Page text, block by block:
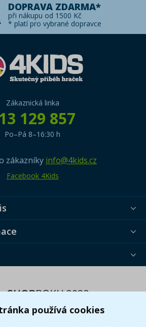
používá cookies
DOPRAVA ZDARMA*
při nákupu od 1500 Kč
* platí pro vybrané dopravce
Zákaznická linka
129 857
Po–Pá 8–16:30 h
zákazníky info@4kids.cz
Facebook 4Kids